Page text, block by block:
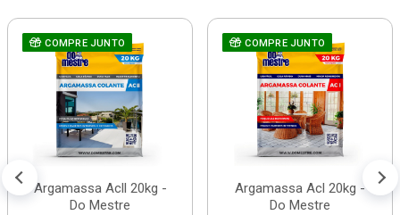
COMPRE JUNTO
Argamassa Acll 20kg -
Do Mestre
COMPRE JUNTO
Argamassa Acl 20kg -
Do Mestre